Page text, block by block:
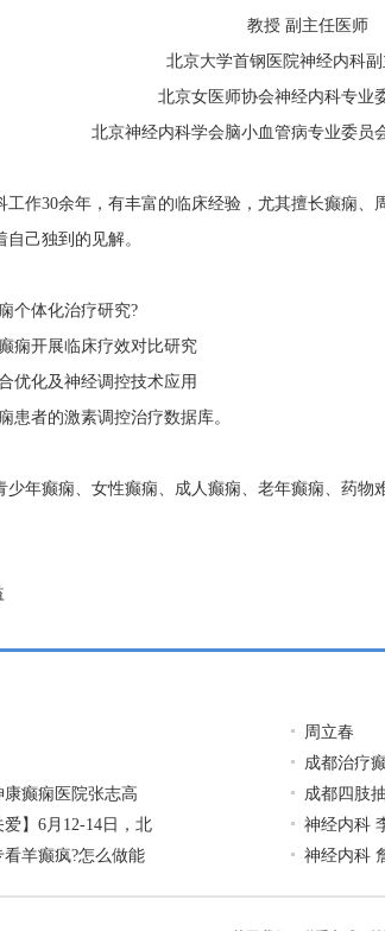
教授 副主任医师
北京大学首钢医院神经内科
北京女医师协会神经内科专业
北京神经内科学会脑小血管病专业委员
工作30余年，有丰富的临床经验，尤其擅长癫痫
己独到的见解。
个体化治疗研究?
痫开展临床疗效对比研究
优化及神经调控技术应用
患者的激素调控治疗数据库。
少年癫痫、女性癫痫、成人癫痫、老年癫痫、药物
周立春
成都治疗
癫痫医院张志高
成都四肢
爱】6月12-14日，北
神经内科
羊癫疯?怎么做能
神经内科